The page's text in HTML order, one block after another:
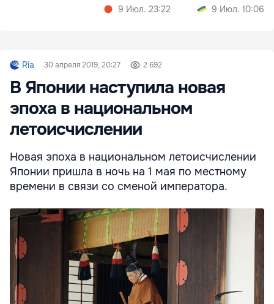
9 Июл. 23:22
9 Июл. 10:06
Ria 30 апреля 2019, 20:27 2 692
В Японии наступила новая
эпоха в национальном
летоисчислении
Новая эпоха в национальном летоисчислении
Японии пришла в ночь на 1 мая по местному
времени в связи со сменой императора.